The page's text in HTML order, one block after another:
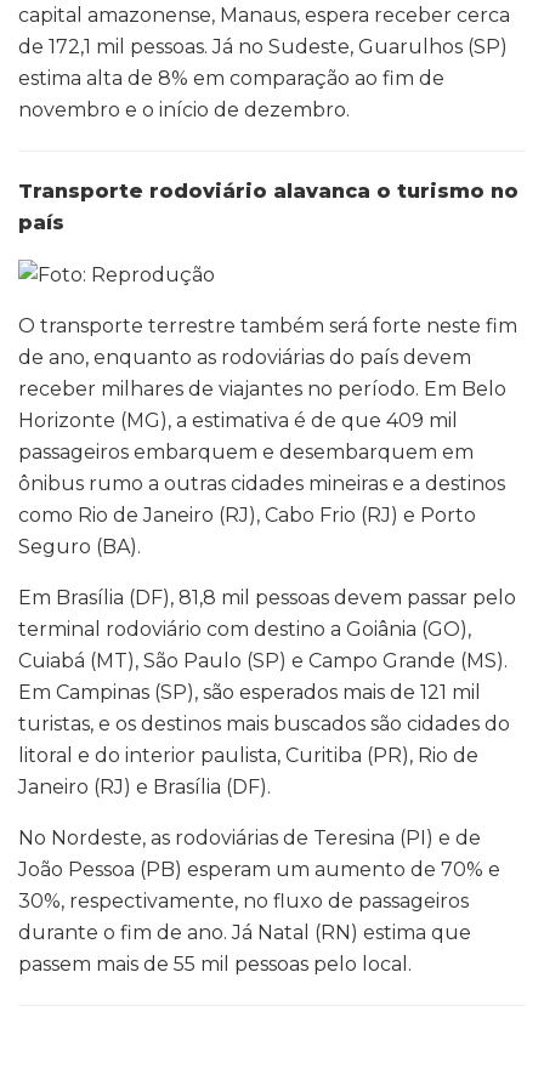
capital amazonense, Manaus, espera receber cerca
de 172,1 mil pessoas. Já no Sudeste, Guarulhos (SP)
estima alta de 8% em comparação ao fim de
novembro e o início de dezembro.
Transporte rodoviário alavanca o turismo no
país
O transporte terrestre também será forte neste fim
de ano, enquanto as rodoviárias do país devem
receber milhares de viajantes no período. Em Belo
Horizonte (MG), a estimativa é de que 409 mil
passageiros embarquem e desembarquem em
ônibus rumo a outras cidades mineiras e a destinos
como Rio de Janeiro (RJ), Cabo Frio (RJ) e Porto
Seguro (BA).
Em Brasília (DF), 81,8 mil pessoas devem passar pelo
terminal rodoviário com destino a Goiânia (GO),
Cuiabá (MT), São Paulo (SP) e Campo Grande (MS).
Em Campinas (SP), são esperados mais de 121 mil
turistas, e os destinos mais buscados são cidades do
litoral e do interior paulista, Curitiba (PR), Rio de
Janeiro (RJ) e Brasília (DF).
No Nordeste, as rodoviárias de Teresina (PI) e de
João Pessoa (PB) esperam um aumento de 70% e
30%, respectivamente, no fluxo de passageiros
durante o fim de ano. Já Natal (RN) estima que
passem mais de 55 mil pessoas pelo local.